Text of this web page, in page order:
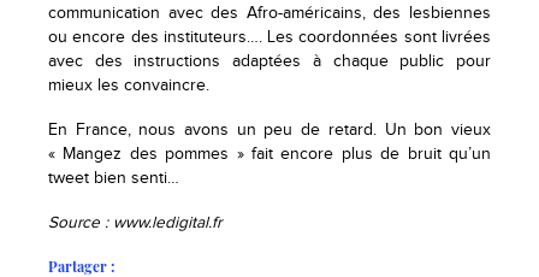
communication avec des Afro-américains, des lesbiennes
ou encore des instituteurs…. Les coordonnées sont livrées
avec des instructions adaptées à chaque public pour
mieux les convaincre.
En France, nous avons un peu de retard. Un bon vieux
« Mangez des pommes » fait encore plus de bruit qu’un
tweet bien senti…
Source : www.ledigital.fr
Partager :